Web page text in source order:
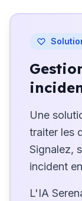
Une
traiter les
Signalez,
incident
L'IA